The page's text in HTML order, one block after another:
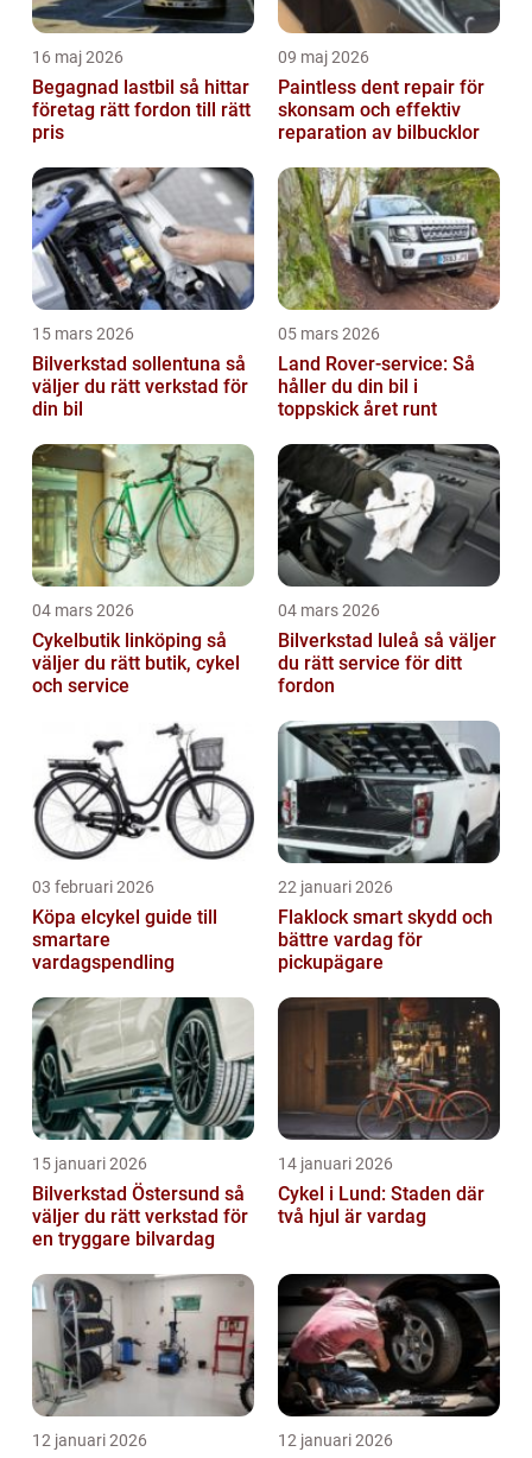
16 maj 2026
Begagnad lastbil så hittar
företag rätt fordon till rätt
pris
09 maj 2026
Paintless dent repair för
skonsam och effektiv
reparation av bilbucklor
15 mars 2026
Bilverkstad sollentuna så
väljer du rätt verkstad för
din bil
05 mars 2026
Land Rover-service: Så
håller du din bil i
toppskick året runt
04 mars 2026
Cykelbutik linköping så
väljer du rätt butik, cykel
och service
04 mars 2026
Bilverkstad luleå så väljer
du rätt service för ditt
fordon
03 februari 2026
Köpa elcykel guide till
smartare
vardagspendling
22 januari 2026
Flaklock smart skydd och
bättre vardag för
pickupägare
15 januari 2026
Bilverkstad Östersund så
väljer du rätt verkstad för
en tryggare bilvardag
14 januari 2026
Cykel i Lund: Staden där
två hjul är vardag
12 januari 2026 12 januari 2026